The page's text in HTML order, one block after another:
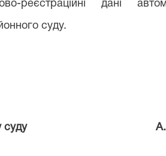
реєстраційні дані
суду.
апарату суду